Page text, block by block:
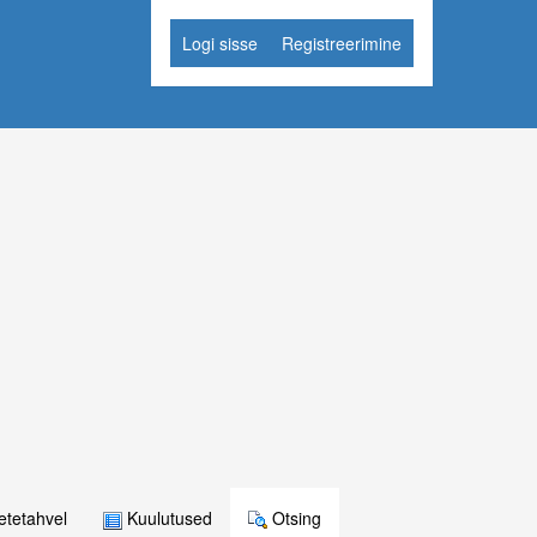
Logi sisse Registreerimine
Kuulutused Otsing